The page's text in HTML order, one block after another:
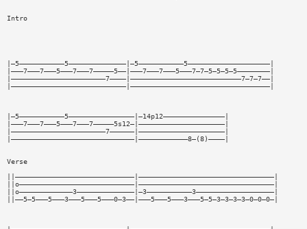
Intro
|—5———————————5——————————————|—5———————————5————————————————————|
|———7———7———5———7———7—————5——|———7———7———5———7—7—5—5—5—5————————|
|———————————————————————7————|———————————————————————————7—7—7——|
|————————————————————————————|——————————————————————————————————|
|—5———————————5————————————————|—14p12———————————————|
|———7———7———5———7———7—————5s12—|—————————————————————|
|———————————————————————7——————|—————————————————————|
|——————————————————————————————|————————————8—(8)————|
Verse
||—————————————————————————————|—————————————————————————————————|
||o————————————————————————————|—————————————————————————————————|
||o—————————————3——————————————|—3———————————3———————————————————|
||——5—5———5———3———5———5———0—3——|———5———5———3———5—5—3—3—3—3—0—0—0—|